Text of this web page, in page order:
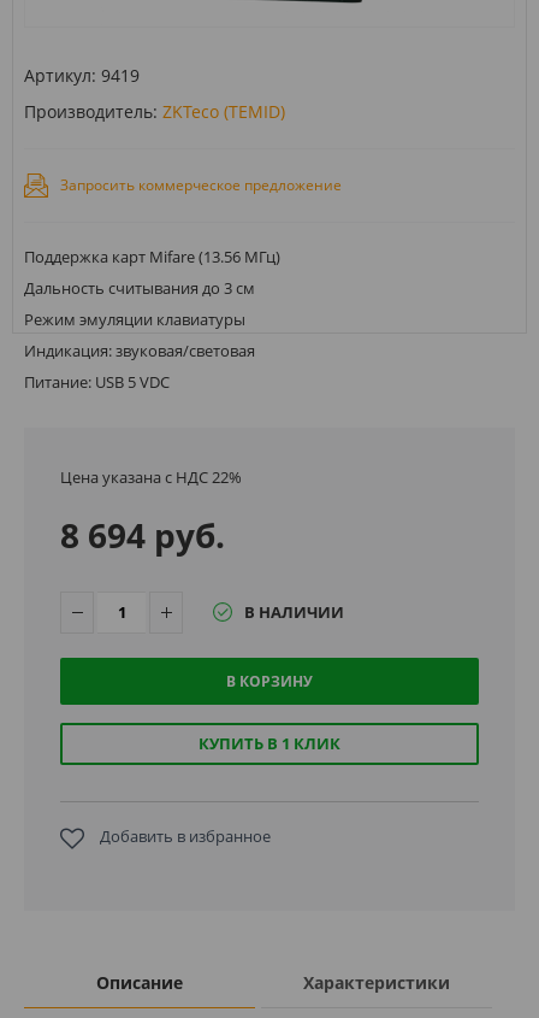
Артикул: 9419
Производитель: ZKTeco (TEMID)
Запросить коммерческое предложение
Поддержка карт Mifare (13.56 МГц)
Дальность считывания до 3 см
Режим эмуляции клавиатуры
Индикация: звуковая/световая
Питание: USB 5 VDC
Цена указана с НДС 22%
8 694 руб.
В НАЛИЧИИ
В КОРЗИНУ
КУПИТЬ В 1 КЛИК
Добавить в избранное
Описание Характеристики